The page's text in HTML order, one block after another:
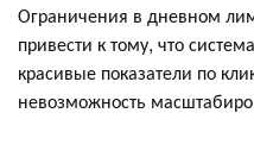
Ограничения в дневном
привести к тому, что
красивые показатели по
невозможность